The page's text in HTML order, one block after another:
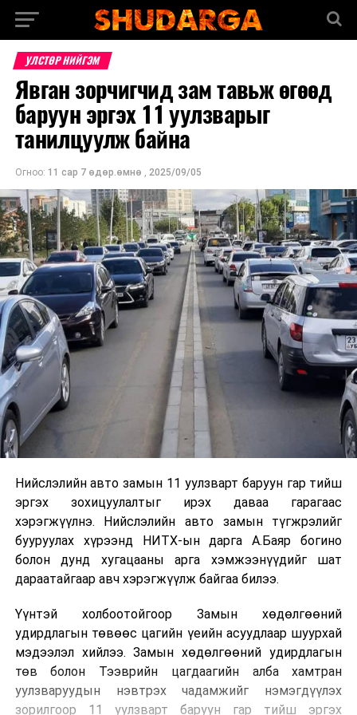
УЛСТӨР НИЙГЭМ
Явган зорчигчид зам тавьж өгөөд
баруун эргэх 11 уулзварыг
танилцуулж байна
Огноо: 11 сар 7 өдөр.өмнө , 2025/09/05
Нийслэлийн авто замын 11 уулзварт баруун гар тийш
эргэх зохицуулалтыг ирэх даваа гарагаас
хэрэгжүүлнэ. Нийслэлийн авто замын түгжрэлийг
бууруулах хүрээнд НИТХ-ын дарга А.Баяр богино
болон дунд хугацааны арга хэмжээнүүдийг шат
дараатайгаар авч хэрэгжүүлж байгаа билээ.
Үүнтэй холбоотойгоор Замын хөдөлгөөний
удирдлагын төвөөс цагийн үеийн асуудлаар шуурхай
мэдээлэл хийлээ. Замын хөдөлгөөний удирдлагын
төв болон Тээврийн цагдаагийн алба хамтран
уулзваруудын нэвтрэх чадамжийг нэмэгдүүлэх
зорилгоор 11 уулзварт баруун гар тийш эргэх